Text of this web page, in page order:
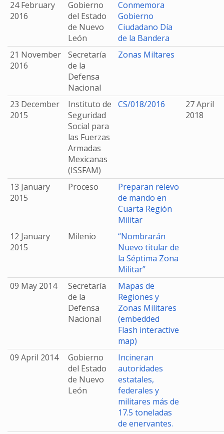
24 February
2016
Gobierno
del Estado
de Nuevo
León
Conmemora
Gobierno
Ciudadano Día
de la Bandera
21 November
2016
Secretaría
de la
Defensa
Nacional
Zonas Miltares
23 December
2015
Instituto de
Seguridad
Social para
las Fuerzas
Armadas
Mexicanas
(ISSFAM)
CS/018/2016
27 April
2018
13 January
2015
Proceso
Preparan relevo
de mando en
Cuarta Región
Militar
12 January
2015
Milenio
“Nombrarán
Nuevo titular de
la Séptima Zona
Militar”
09 May 2014
Secretaría
de la
Defensa
Nacional
Mapas de
Regiones y
Zonas Militares
(embedded
Flash interactive
map)
09 April 2014
Gobierno
del Estado
de Nuevo
León
Incineran
autoridades
estatales,
federales y
militares más de
17.5 toneladas
de enervantes.